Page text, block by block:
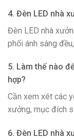
4. Đèn LED nhà
Đèn LED nhà
phối ánh sáng
5. Làm thế nào
hợp?
Cần xem xét các
xưởng, mục đích
6. Đèn LED nhà